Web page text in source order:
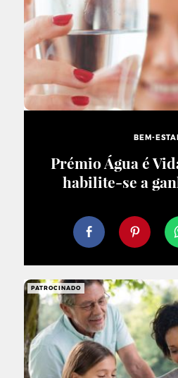
BEM-
Prémio Água é
habilite-se a
PATROCINADO